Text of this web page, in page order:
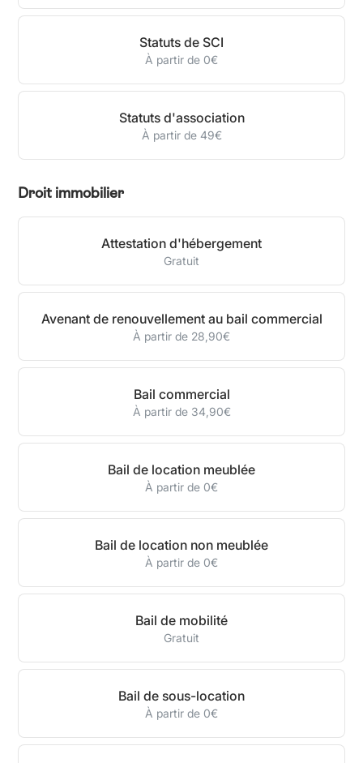
Statuts de SCI
À partir de 0€
Statuts d'association
À partir de 49€
Droit immobilier
Attestation d'hébergement
Gratuit
Avenant de renouvellement au bail commercial
À partir de 28,90€
Bail commercial
À partir de 34,90€
Bail de location meublée
À partir de 0€
Bail de location non meublée
À partir de 0€
Bail de mobilité
Gratuit
Bail de sous-location
À partir de 0€